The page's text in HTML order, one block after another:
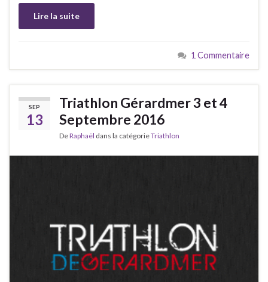
Lire la suite
1 Commentaire
SEP
13
Triathlon Gérardmer 3 et 4
Septembre 2016
DeRaphaël dans la catégorieTriathlon